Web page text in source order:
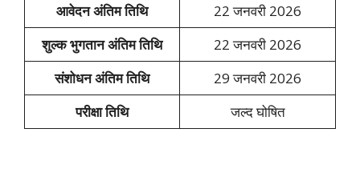
आवेदन अंतिम तिथि
22 जनवरी 2026
शुल्क भुगतान अंतिम तिथि
22 जनवरी 2026
संशोधन अंतिम तिथि
29 जनवरी 2026
परीक्षा तिथि
जल्द घोषित